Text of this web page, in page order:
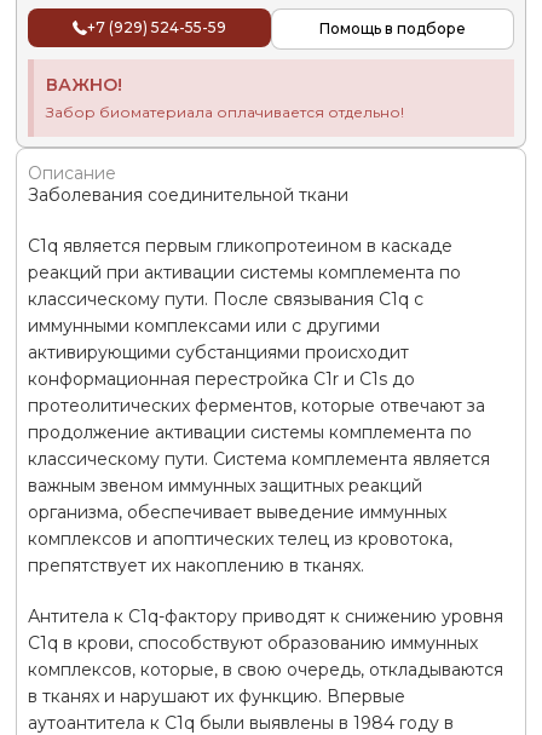
+7 (929) 524-55-59 Помощь в подборе
ВАЖНО!
Забор биоматериала оплачивается отдельно!
Описание
Заболевания соединительной ткани
С1q является первым гликопротеином в каскаде
реакций при активации системы комплемента по
классическому пути. После связывания C1q с
иммунными комплексами или с другими
активирующими субстанциями происходит
конформационная перестройка C1r и C1s до
протеолитических ферментов, которые отвечают за
продолжение активации системы комплемента по
классическому пути. Система комплемента является
важным звеном иммунных защитных реакций
организма, обеспечивает выведение иммунных
комплексов и апоптических телец из кровотока,
препятствует их накоплению в тканях.
Антитела к C1q-фактору приводят к снижению уровня
C1q в крови, способствуют образованию иммунных
комплексов, которые, в свою очередь, откладываются
в тканях и нарушают их функцию. Впервые
аутоантитела к C1q были выявлены в 1984 году в